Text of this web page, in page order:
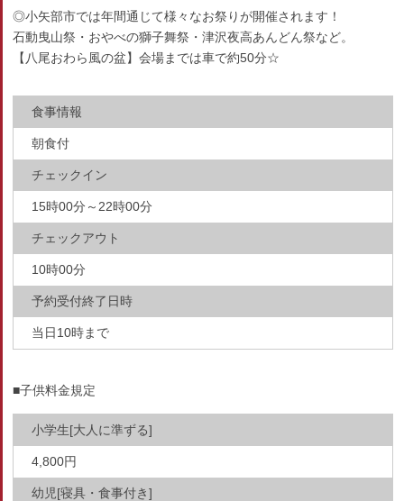
◎小矢部市では年間通じて様々なお祭りが開催されます！
石動曳山祭・おやべの獅子舞祭・津沢夜高あんどん祭など。
【八尾おわら風の盆】会場までは車で約50分☆
食事情報
朝食付
チェックイン
15時00分～22時00分
チェックアウト
10時00分
予約受付終了日時
当日10時まで
■子供料金規定
小学生[大人に準ずる]
4,800円
幼児[寝具・食事付き]